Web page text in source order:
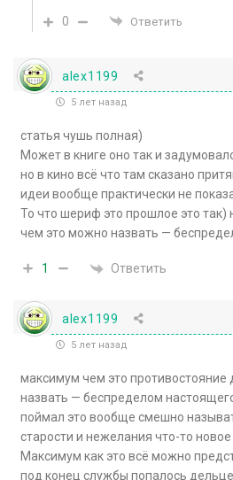
0 Ответить
alex1199
5 лет назад
статья чушь полная)
Может в книге оно так и
но в кино всё что там сказано
идеи вообще практически не
То что шериф это прошлое это так)
чем это можно назвать —
1 Ответить
alex1199
5 лет назад
максимум чем это
назвать — беспределом
поймал это вообще смешно
старости и нежелания что-то
Максимум как это всё можно
под конец службы попалось